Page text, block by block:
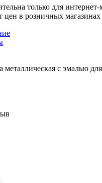
только для
цен в розничных магазинах
с эмалью